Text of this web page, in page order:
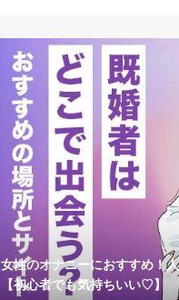
女性のオナニーにおすすめ！
【初心者でも気持ちいい♡】